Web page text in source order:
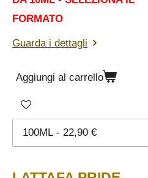
FORMATO
Guarda i dettagli
Aggiungi al carrello